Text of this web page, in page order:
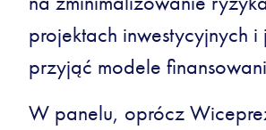
projektach inwestycyjnych
przyjąć modele
W panelu, oprócz